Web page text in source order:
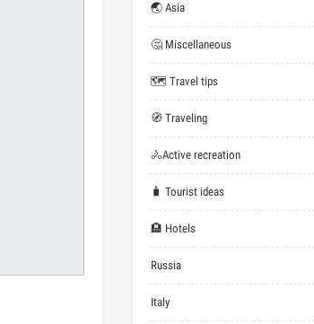
🌏 Asia
🤔 Miscellaneous
🗺 Travel tips
🧭 Traveling
🚴Active recreation
🧳 Tourist ideas
🏨 Hotels
Russia
Italy